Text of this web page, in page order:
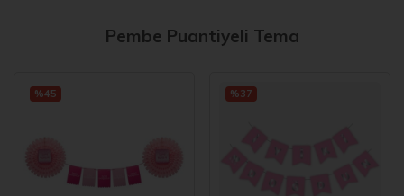
Pembe Puantiyeli Tema
%45 %37